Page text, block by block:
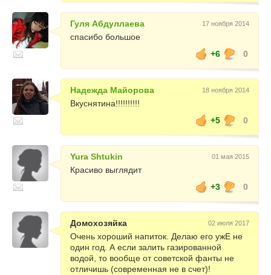
Гуля Абдуллаева 17 ноября 2014
спасибо большое
+6
0
Надежда Майорова 18 ноября 2014
Вкуснятина!!!!!!!!!!
+5
0
Yura Shtukin 01 мая 2015
Красиво выглядит
+3
0
Домохозяйка 02 июля 2017
Очень хороший напиток. Делаю его ужЕ не
один год. А если залить газированной
водой, то вообще от советской фанты не
отличишь (современная не в счет)!